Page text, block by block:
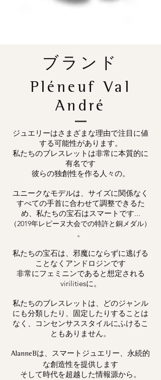
ブランド
Pléneuf Val
André
ジュエリーはさまざまな理由で注目に値
する可能性があります。
私たちのブレスレットは非常に本質的に
有名です
彼らの独創性を作る人々の。
ユニークなモデルは、サイズに関係なく
すべての手首に合わせて調整できるた
め、私たちの宝石はスマートです...
（2019年レピーヌ大会での特許と銅メダル）
。
私たちの宝石は、邪魔にならずに逃げる
ことなくアンドロジンです
非常にフェミニンであると想定される
virilitiesに。
私たちのブレスレットは、どのジャンル
にも分類したり、固定したりすることは
なく、コンセンサススタイルにふけるこ
ともありません。
AlanneBは、スマートジュエリー、永続的
な創造性を提供します
そして時代を超越した情報源から。